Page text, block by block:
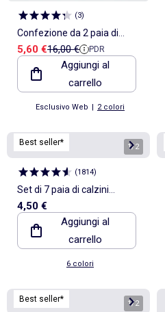
(3)
Confezione da 2 paia di
calzini 'DIM'
Prezzo di vendita
5,60 €Prezzo di riferimento
16,00 € PDR
Aggiungi al
carrello
Esclusivo Web | 2 colori
Best seller* 1/2
(1814)
Set di 7 paia di calzini
invisibili
4,50 €
Aggiungi al
carrello
6 colori
Best seller* 1/2